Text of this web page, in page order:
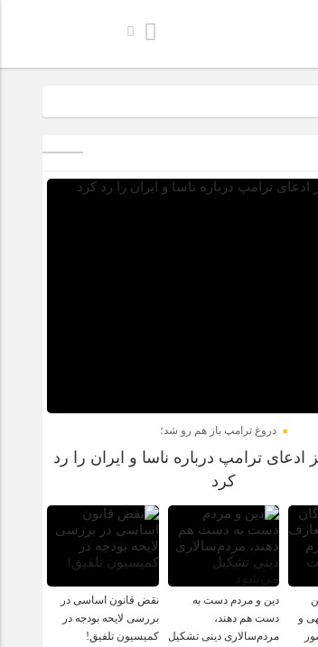
گیاهان دارویی هستیم
و جذاب برای رده سنی کودک منتشر شد.
شد
دروغ ترامپ باز هم رو شد؛
ادعای ترامپ درباره ناسا و ایران را رد
کرد
و
دین و مردم دست به‌
دست هم دهند،
مردم‌سالاری دینی تشکیل
نقض قانون اساسی در
بررسی لایحه بودجه در
کمیسیون تلفیق!